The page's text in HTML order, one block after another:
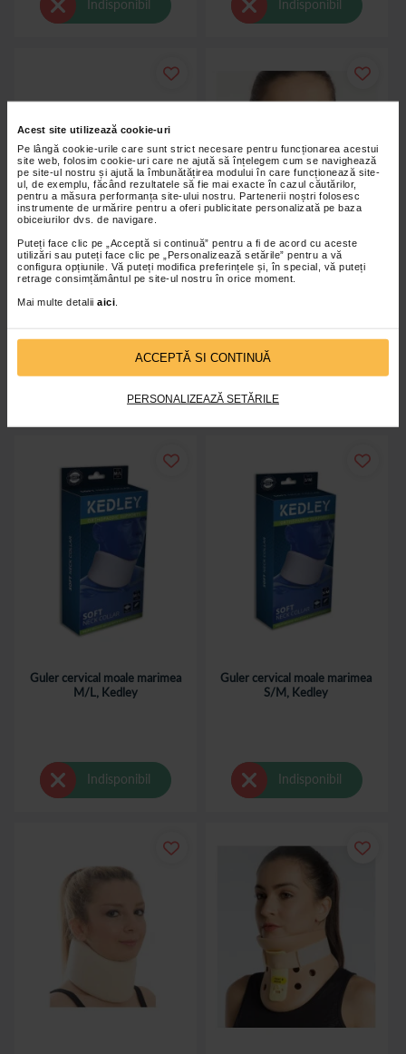
Acest site utilizează cookie-uri
Pe lângă cookie-urile care sunt strict necesare pentru funcționarea acestui
site web, folosim cookie-uri care ne ajută să înțelegem cum se navighează
pe site-ul nostru și ajută la îmbunătățirea modului în care funcționează site-
ul, de exemplu, făcând rezultatele să fie mai exacte în cazul căutărilor,
pentru a măsura performanța site-ului nostru. Partenerii noștri folosesc
instrumente de urmărire pentru a oferi publicitate personalizată pe baza
obiceiurilor dvs. de navigare.
Puteți face clic pe „Acceptă si continuă” pentru a fi de acord cu aceste
utilizări sau puteți face clic pe „Personalizează setările” pentru a vă
configura opțiunile. Vă puteți modifica preferințele și, în special, vă puteți
retrage consimțământul pe site-ul nostru în orice moment.
Mai multe detalii aici
ACCEPTĂ SI CONTINUĂ
PERSONALIZEAZĂ SETĂRILE
Indisponibil Indisponibil
Traheal, Cod 1017, Medtextile
Indisponibil Indisponibil
Guler cervical moale marimea
M/L, Kedley
Indisponibil
Guler cervical moale marimea
S/M, Kedley
Indisponibil